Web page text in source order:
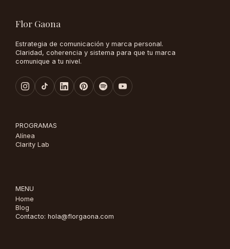
Flor Gaona
Estrategia de comunicación y marca personal.
Claridad, coherencia y sistema para que tu marca
comunique a tu nivel.
PROGRAMAS
Alínea
Clarity Lab
MENU
Home
Blog
Contacto: hola@florgaona.com